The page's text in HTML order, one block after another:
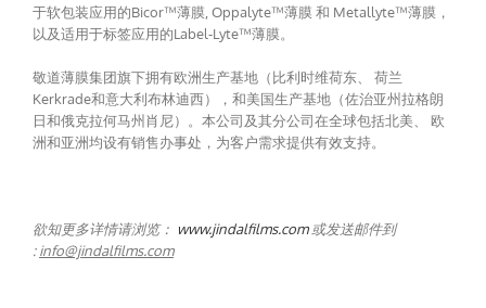
于软包装应用的Bicor™薄膜, Oppalyte™薄膜 和 Metallyte™薄膜，
以及适用于标签应用的Label-Lyte™薄膜。
敬道薄膜集团旗下拥有欧洲生产基地（比利时维荷东、 荷兰
Kerkrade和意大利布林迪西），和美国生产基地（佐治亚州拉格朗
日和俄克拉何马州肖尼）。本公司及其分公司在全球包括北美、 欧
洲和亚洲均设有销售办事处，为客户需求提供有效支持。
欲知更多详情请浏览： www.jindalfilms.com 或发送邮件到
: info@jindalfilms.com